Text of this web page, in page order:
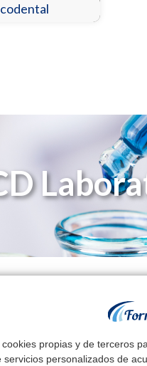
cookies propias y de terceros
servicios personalizados de
de las plazas |
las plazasde Promoción